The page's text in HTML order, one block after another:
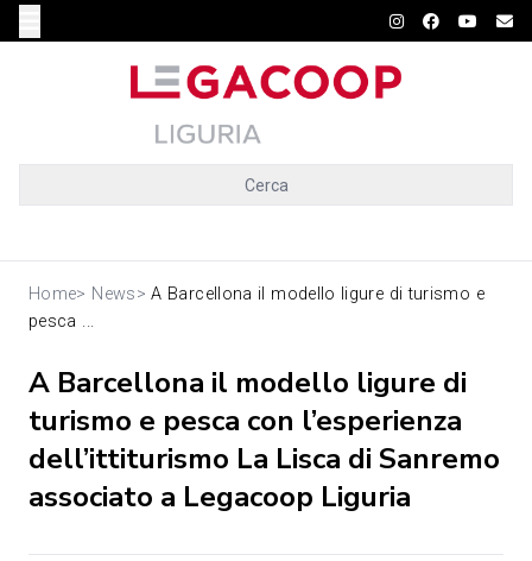
Cerca
Home> News> A Barcellona il modello ligure di turismo e
pesca ...
A Barcellona il modello ligure di
turismo e pesca con l’esperienza
dell’ittiturismo La Lisca di Sanremo
associato a Legacoop Liguria